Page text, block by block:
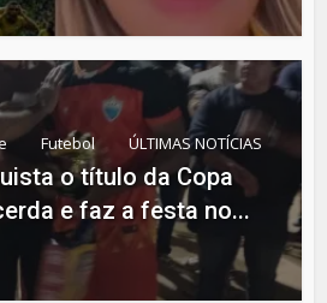
Futebol ÚLTIMAS NOTÍCIAS
o título da Copa
e faz a festa no...